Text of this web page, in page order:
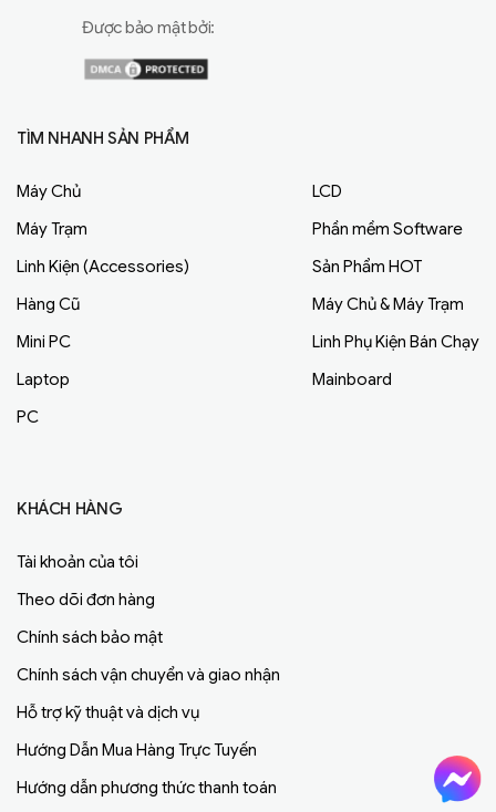
Được bảo mật bởi:
TÌM NHANH SẢN PHẨM
Máy Chủ
Máy Trạm
Linh Kiện (Accessories)
Hàng Cũ
Mini PC
Laptop
PC
LCD
Phần mềm Software
Sản Phẩm HOT
Máy Chủ & Máy Trạm
Linh Phụ Kiện Bán Chạy
Mainboard
KHÁCH HÀNG
Tài khoản của tôi
Theo dõi đơn hàng
Chính sách bảo mật
Chính sách vận chuyển và giao nhận
Hỗ trợ kỹ thuật và dịch vụ
Hướng Dẫn Mua Hàng Trực Tuyến
Hướng dẫn phương thức thanh toán